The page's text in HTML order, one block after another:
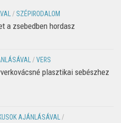
/ SZÉPIRODALOM
a zsebedben hordasz
/VERS
plasztikai sebészhez
AJÁNLÁSÁVAL /